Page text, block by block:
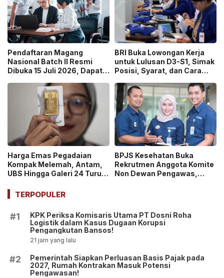
Pendaftaran Magang
Nasional Batch II Resmi
Dibuka 15 Juli 2026, Dapat
BRI Buka Lowongan Kerja
untuk Lulusan D3-S1, Simak
Posisi, Syarat, dan Cara
Harga Emas Pegadaian
Kompak Melemah, Antam,
UBS Hingga Galeri 24 Turun
BPJS Kesehatan Buka
Rekrutmen Anggota Komite
Non Dewan Pengawas,
TERPOPULER
#1
KPK Periksa Komisaris Utama PT Dosni Roha
Logistik dalam Kasus Dugaan Korupsi
Pengangkutan Bansos!
21 jam yang lalu
#2
Pemerintah Siapkan Perluasan Basis Pajak pada
2027, Rumah Kontrakan Masuk Potensi
Pengawasan!